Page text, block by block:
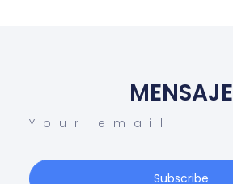
MENSAJE
Subscribe